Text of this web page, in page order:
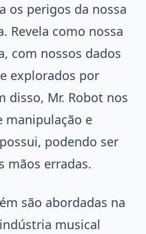
os perigos da nossa
Revela como nossa
com nossos dados
explorados por
disso, Mr. Robot nos
manipulação e
podendo ser
mãos erradas.
são abordadas na
musical